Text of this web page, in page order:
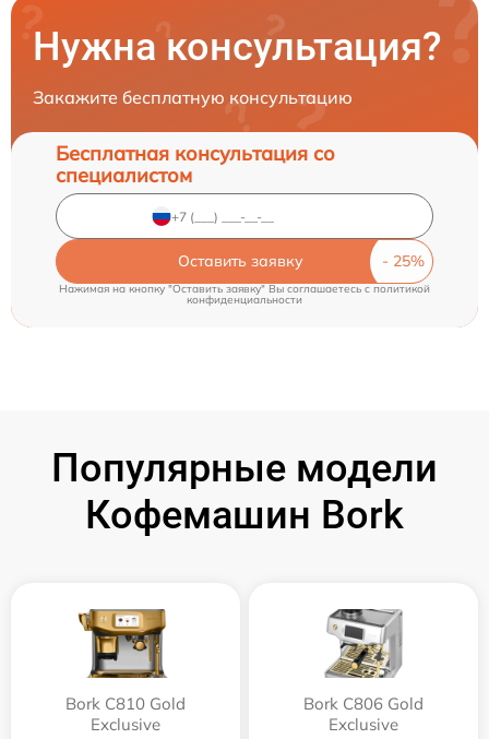
Нужна консультация?
Закажите бесплатную консультацию
Бесплатная консультация со
специалистом
Оставить заявку
Нажимая на кнопку "Оставить заявку" Вы соглашаетесь c политикой
конфиденциальности
Популярные модели
Кофемашин Bork
Bork C810 Gold
Exclusive
Bork C806 Gold
Exclusive